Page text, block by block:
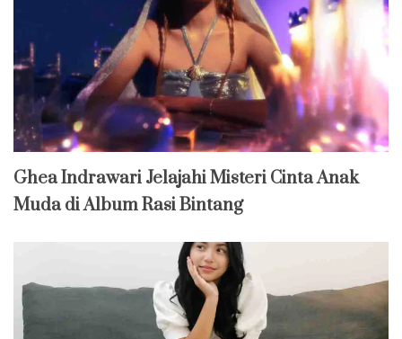
Ghea Indrawari Jelajahi Misteri Cinta Anak
Muda di Album Rasi Bintang